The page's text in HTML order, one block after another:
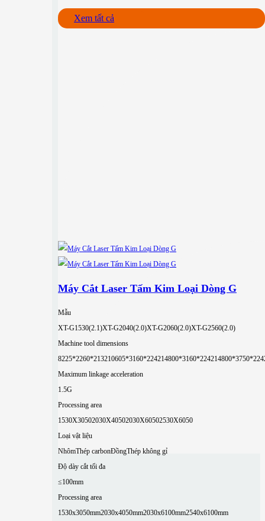
Xem tất cả
Máy Cắt Laser Tấm Kim Loại Dòng G
Mẫu
XT-G1530(2.1)XT-G2040(2.0)XT-G2060(2.0)XT-G2560(2.0)
Machine tool dimensions
8225*2260*213210605*3160*224214800*3160*2242
Maximum linkage acceleration
1.5G
Processing area
1530X30502030X40502030X60502530X6050
Loại vật liệu
NhômThép carbonĐồngThép không gỉ
Độ dày cắt tối đa
≤100mm
Processing area
1530x3050mm2030x4050mm2030x6100mm2540x6100mm